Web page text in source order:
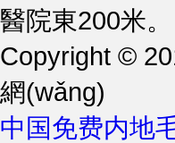
醫院東200米。
Copyright ©
網(wǎng)
中国免费内地